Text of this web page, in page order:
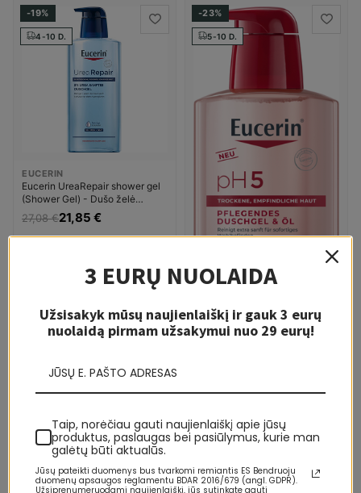
-19%
4-10 D.
EUCERIN
Eucerin UreaRepair shower gel
(Shower Gel) - Dušo želė
Moterims
27,08 €21,85 €
-23%
5-10 D.
LIKO KELI VNT.
EUCERIN
Eucerin Shower Gel & Oil pH5
(Shower Gel & Oil) Dušo želė
3 EURŲ NUOLAIDA
Užsisakyk mūsų naujienlaiškį ir gauk 3 eurų
nuolaidą pirmam užsakymui nuo 29 eurų!
Taip, norėčiau gauti naujienlaiškį apie jūsų
produktus, paslaugas bei pasiūlymus, kurie man
galėtų būti aktualūs.
Jūsų pateikti duomenys bus tvarkomi remiantis ES Bendruoju
duomenų apsaugos reglamentu BDAR 2016/679 (angl. GDPR).
Užsiprenumeruodami naujienlaiškį, jūs sutinkate gauti